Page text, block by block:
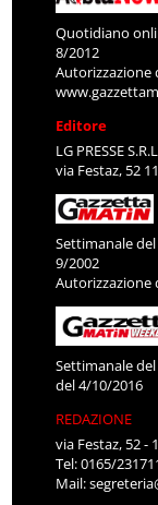
Quotidiano
8/2012
Autorizzazione
Editore
LG PRESSE
via Festaz, 52
Settimanale
9/2002
Autorizzazione
Settimanale
del 4/10/2016
REDAZIONE
via Festaz, 52 -
Tel: 0165/
Mail: